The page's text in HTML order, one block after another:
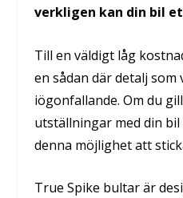
verkligen kan din bil
Till en väldigt låg
en sådan där detalj
iögonfallande. Om du
utställningar med din bil
denna möjlighet att
True Spike bultar är